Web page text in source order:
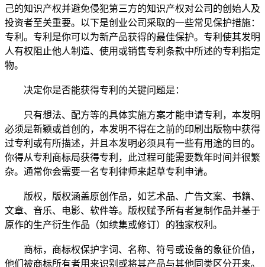
己的知识产权并避免侵犯第三方的知识产权对公司的创始人及
投资者至关重要。以下是创业公司采取的一些常见保护措施：
专利。专利是你可以为新产品获得的最佳保护。专利使其发明
人有权阻止他人制造、使用或销售专利条款中所述的专利指定
物。
决定你是否能获得专利的关键问题是：
只有想法、配方等的具体实施方案才能申请专利，本发明
必须是新颖或首创的，本发明不得在之前的印刷出版物中获得
过专利或有所描述，并且本发明必须具有一些有用途的目的。
你得从专利商标局获得专利，此过程可能需要数年时间并很繁
杂。通常你会需要一名专利律师来起草专利申请。
版权，版权涵盖原创作品，如艺术品、广告文案、书籍、
文章、音乐、电影、软件等。版权赋予所有者复制作品并基于
原作的生产衍生作品（如续集或修订）的独家权利。
商标，商标权保护字词、名称、符号或设备的象征价值，
他们被商标所有者用来识别或将其产品与其他同类区分开来。